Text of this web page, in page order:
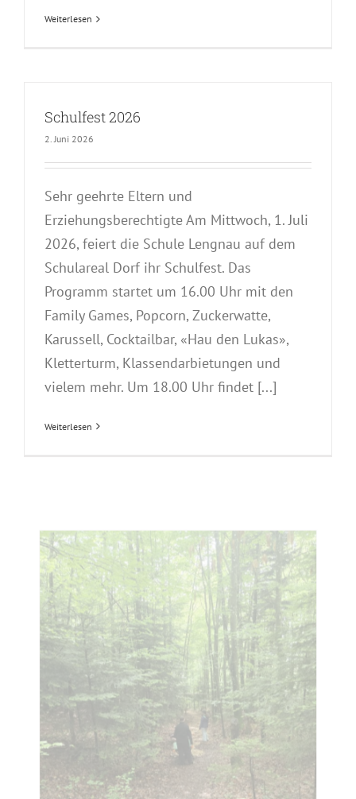
Weiterlesen
Schulfest 2026
2. Juni 2026
Sehr geehrte Eltern und
Erziehungsberechtigte Am Mittwoch, 1. Juli
2026, feiert die Schule Lengnau auf dem
Schulareal Dorf ihr Schulfest. Das
Programm startet um 16.00 Uhr mit den
Family Games, Popcorn, Zuckerwatte,
Karussell, Cocktailbar, «Hau den Lukas»,
Kletterturm, Klassendarbietungen und
vielem mehr. Um 18.00 Uhr findet [...]
Weiterlesen